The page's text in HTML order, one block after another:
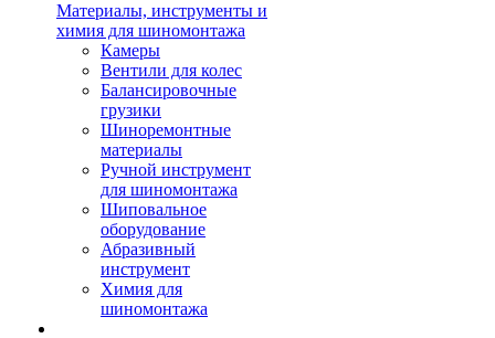
Материалы, инструменты и
химия для шиномонтажа
Камеры
Вентили для колес
Балансировочные
грузики
Шиноремонтные
материалы
Ручной инструмент
для шиномонтажа
Шиповальное
оборудование
Абразивный
инструмент
Химия для
шиномонтажа